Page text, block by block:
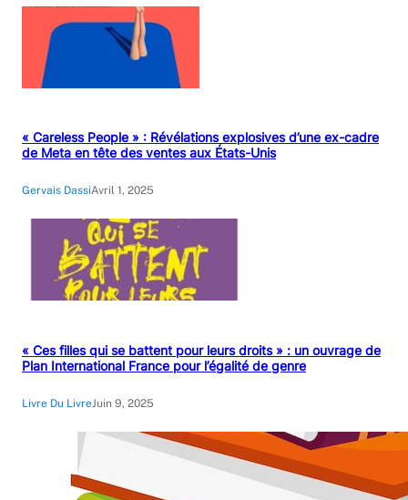
« Careless People » : Révélations explosives d’une ex-cadre
de Meta en tête des ventes aux États-Unis
Gervais DassiAvril 1, 2025
« Ces filles qui se battent pour leurs droits » : un ouvrage de
Plan International France pour l’égalité de genre
Livre Du LivreJuin 9, 2025